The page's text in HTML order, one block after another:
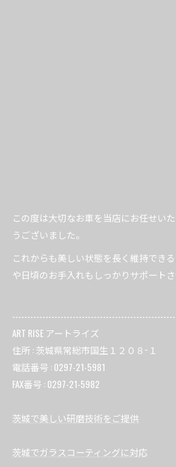
この度は大切なお車を当店にお任せい
うございました。
これからも美しい状態を長く維持でき
や日頃のお手入れもしっかりサポートさ
ART RISE アートライズ
住所 : 茨城県常総市国生１２０８−１
電話番号 : 0297-21-5981
FAX番号 : 0297-21-5982
茨城で美しい研磨技術をご提供
茨城でガラスコーティングに対応